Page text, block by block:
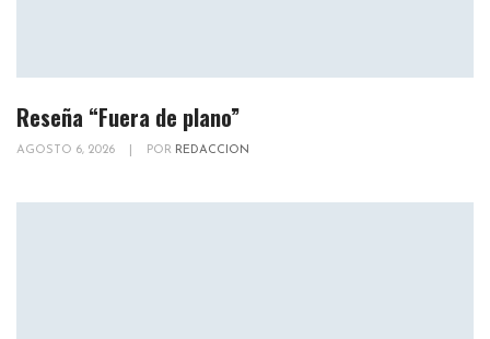
Reseña “Fuera de plano”
AGOSTO 6, 2026 POR REDACCION